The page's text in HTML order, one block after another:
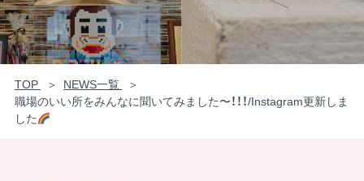
TOP
NEWS一覧
職場のいい所をみんなに聞いてみました〜！！！/Instagram更新しま
した